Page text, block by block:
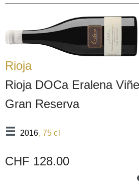
Rioja
Rioja DOCa Eralena
Gran Reserva
2016, 75 cl
CHF 128.00